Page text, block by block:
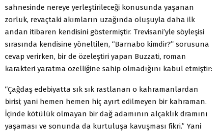
sahnesinde nereye yerleştirileceği konusunda yaşanan
zorluk, revaçtaki akımların uzağında oluşuyla daha ilk
andan itibaren kendisini göstermiştir. Trevisani’yle söyleşisi
sırasında kendisine yöneltilen, “Barnabo kimdir?” sorusuna
cevap verirken, bir de özeleştiri yapan Buzzati, roman
karakteri yaratma özelliğine sahip olmadığını kabul etmiştir:
“Çağdaş edebiyatta sık sık rastlanan o kahramanlardan
birisi; yani hemen hemen hiç ayırt edilmeyen bir kahraman.
İçinde kötülük olmayan bir dağ adamının alçaklık dramını
yaşaması ve sonunda da kurtuluşa kavuşması fikri.” Yani